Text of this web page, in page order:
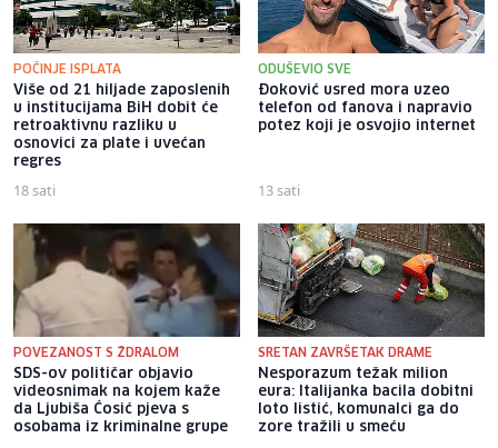
POČINJE ISPLATA
Više od 21 hiljade zaposlenih
u institucijama BiH dobit će
retroaktivnu razliku u
osnovici za plate i uvećan
regres
18 sati
ODUŠEVIO SVE
Đoković usred mora uzeo
telefon od fanova i napravio
potez koji je osvojio internet
13 sati
POVEZANOST S ŽDRALOM
SDS-ov političar objavio
videosnimak na kojem kaže
da Ljubiša Ćosić pjeva s
osobama iz kriminalne grupe
SRETAN ZAVRŠETAK DRAME
Nesporazum težak milion
eura: Italijanka bacila dobitni
loto listić, komunalci ga do
zore tražili u smeću